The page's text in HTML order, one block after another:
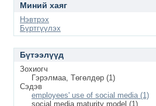
Миний хаяг
Нэвтрэх
Бүртгүүлэх
Бүтээлүүд
Зохиогч
Гэрэлмаа, Төгөлдөр (1)
Сэдэв
employees' use of social media (1)
social media maturity model (1)